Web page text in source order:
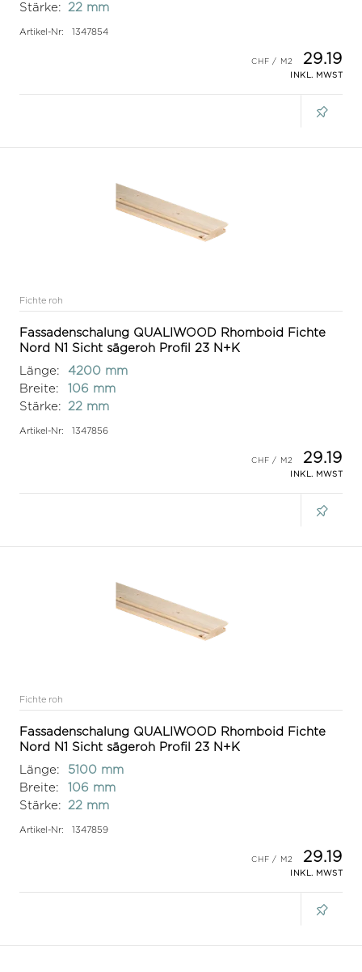
Stärke:
22 mm
Artikel-Nr: 1347854
29.19
INKL. MWST
Fichte roh
Fassadenschalung QUALIWOOD Rhomboid Fichte
Nord N1 Sicht sägeroh Profil 23 N+K
Länge:
4200 mm
Breite:
106 mm
Stärke:
22 mm
Artikel-Nr: 1347856
29.19
INKL. MWST
Fichte roh
Fassadenschalung QUALIWOOD Rhomboid Fichte
Nord N1 Sicht sägeroh Profil 23 N+K
Länge:
5100 mm
Breite:
106 mm
Stärke:
22 mm
Artikel-Nr: 1347859
29.19
INKL. MWST